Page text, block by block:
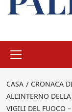
principale
CASA CRONACA
ALL’INTERNO
VIGILI DEL FUOCO